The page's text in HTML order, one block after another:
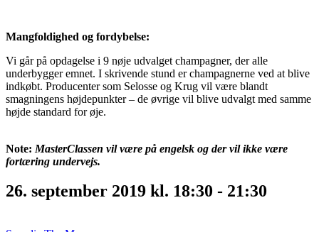
Mangfoldighed og fordybelse:
Vi går på opdagelse i 9 nøje udvalget champagner, der alle
underbygger emnet. I skrivende stund er champagnerne ved at blive
indkøbt. Producenter som Selosse og Krug vil være blandt
smagningens højdepunkter – de øvrige vil blive udvalgt med samme
højde standard for øje.
Note: MasterClassen vil være på engelsk og der vil ikke være
fortæring undervejs.
26. september 2019 kl. 18:30 - 21:30